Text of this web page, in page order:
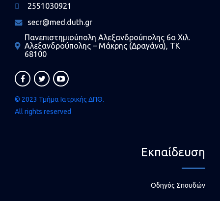
2551030921
secr@med.duth.gr
Πανεπιστημιούπολη Αλεξανδρούπολης 6ο Χιλ.
Αλεξανδρούπολης – Μάκρης (Δραγάνα), ΤΚ
68100
© 2023 Τμήμα Ιατρικής ΔΠΘ.
All rights reserved
Εκπαίδευση
Οδηγός Σπουδών